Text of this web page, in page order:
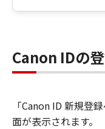
Canon IDの
「Canon ID 新規登
面が表示されます。